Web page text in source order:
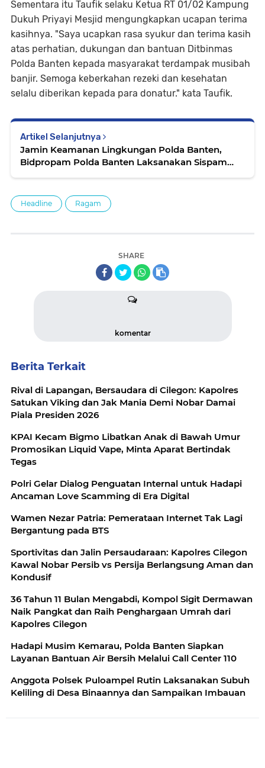
Sementara itu Taufik selaku Ketua RT 01/02 Kampung
Dukuh Priyayi Mesjid mengungkapkan ucapan terima
kasihnya. "Saya ucapkan rasa syukur dan terima kasih
atas perhatian, dukungan dan bantuan Ditbinmas
Polda Banten kepada masyarakat terdampak musibah
banjir. Semoga keberkahan rezeki dan kesehatan
selalu diberikan kepada para donatur." kata Taufik.
Artikel Selanjutnya
Jamin Keamanan Lingkungan Polda Banten,
Bidpropam Polda Banten Laksanakan Sispam
Headline Ragam
SHARE
komentar
Berita Terkait
Rival di Lapangan, Bersaudara di Cilegon: Kapolres
Satukan Viking dan Jak Mania Demi Nobar Damai
Piala Presiden 2026
KPAI Kecam Bigmo Libatkan Anak di Bawah Umur
Promosikan Liquid Vape, Minta Aparat Bertindak
Tegas
Polri Gelar Dialog Penguatan Internal untuk Hadapi
Ancaman Love Scamming di Era Digital
Wamen Nezar Patria: Pemerataan Internet Tak Lagi
Bergantung pada BTS
Sportivitas dan Jalin Persaudaraan: Kapolres Cilegon
Kawal Nobar Persib vs Persija Berlangsung Aman dan
Kondusif
36 Tahun 11 Bulan Mengabdi, Kompol Sigit Dermawan
Naik Pangkat dan Raih Penghargaan Umrah dari
Kapolres Cilegon
Hadapi Musim Kemarau, Polda Banten Siapkan
Layanan Bantuan Air Bersih Melalui Call Center 110
Anggota Polsek Puloampel Rutin Laksanakan Subuh
Keliling di Desa Binaannya dan Sampaikan Imbauan